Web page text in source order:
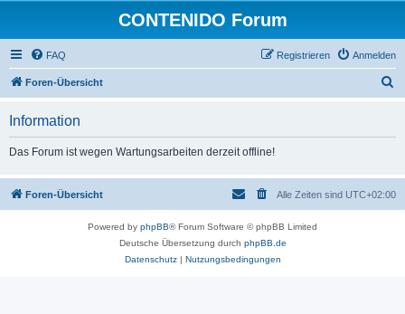
CONTENIDO Forum
FAQ Anmelden
Registrieren
Foren-Übersicht
Information
Das Forum ist wegen Wartungsarbeiten derzeit offline!
Foren-Übersicht Alle Zeiten sind UTC+02:00
Powered by phpBB® Forum Software © phpBB Limited
Deutsche Übersetzung durch phpBB.de
Datenschutz| Nutzungsbedingungen